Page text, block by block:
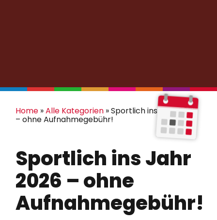
Home »Alle Kategorien »Sportlich ins Jahr 2026
– ohne Aufnahmegebühr!
Sportlich ins Jahr
2026 – ohne
Aufnahmegebühr!